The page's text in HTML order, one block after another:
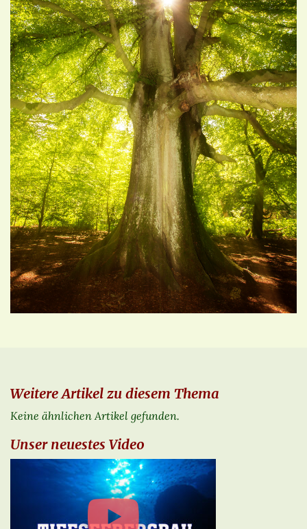
Weitere Artikel zu diesem Thema
Keine ähnlichen Artikel gefunden.
Unser neuestes Video